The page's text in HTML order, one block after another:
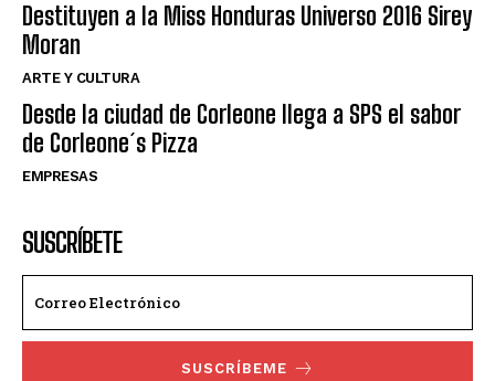
Destituyen a la Miss Honduras Universo 2016 Sirey
Moran
ARTE Y CULTURA
Desde la ciudad de Corleone llega a SPS el sabor
de Corleone´s Pizza
EMPRESAS
SUSCRÍBETE
SUSCRÍBEME